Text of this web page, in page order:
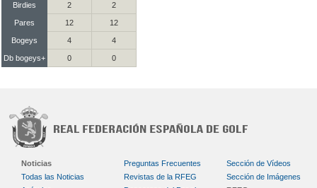
Birdies 2 2
Pares 12 12
Bogeys 4 4
Db bogeys+ 0 0
Noticias
Todas las Noticias
Preguntas Frecuentes
Revistas de la RFEG
Sección de Vídeos
Sección de Imágenes